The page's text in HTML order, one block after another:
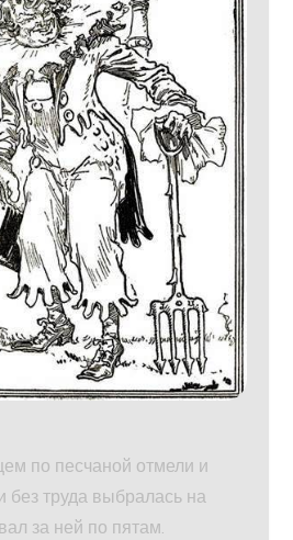
по песчаной отмели и
без труда выбралась на
за ней по пятам.